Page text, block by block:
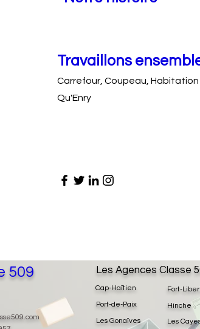
Travaillons
Carrefour, Coupeau, Habitation
Qu'Enry
509
Fort-
Hinche
Les
Les Agences Classe
Cap-Haïtien
Port-de-Paix
Les Gonaïves